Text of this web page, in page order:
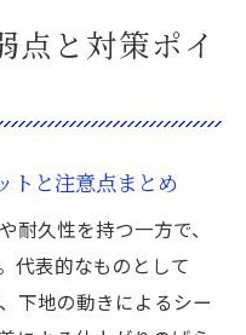
点と対策ポイ
トと注意点まとめ
耐久性を持つ一方で、
代表的なものとして
下地の動きによるシー